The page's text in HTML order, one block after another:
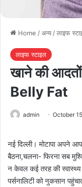
Home /अन्य/लाइफ
लाइफ स्टाइल
खाने की
Belly Fat
admin October
नई दिल्ली। मोटापा अपने
बैठना,चलना- फिरना सब
न केवल कई तरह की स्वास्थ्य
पर्सनालिटी को नुकसान